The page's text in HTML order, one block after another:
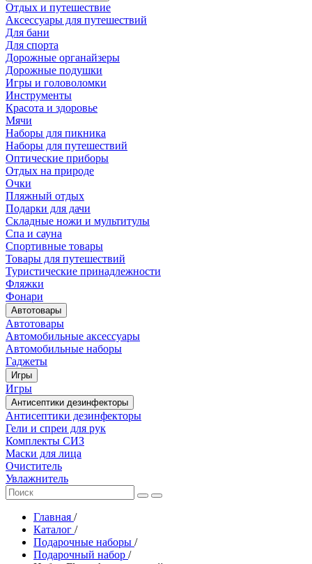
Отдых и путешествие
Аксессуары для путешествий
Для бани
Для спорта
Дорожные органайзеры
Дорожные подушки
Игры и головоломки
Инструменты
Красота и здоровье
Мячи
Наборы для пикника
Наборы для путешествий
Оптические приборы
Отдых на природе
Очки
Пляжный отдых
Подарки для дачи
Складные ножи и мультитулы
Спа и сауна
Спортивные товары
Товары для путешествий
Туристические принадлежности
Фляжки
Фонари
Автотовары
Автотовары
Автомобильные аксессуары
Автомобильные наборы
Гаджеты
Игры
Игры
Антисептики дезинфекторы
Антисептики дезинфекторы
Гели и спреи для рук
Комплекты СИЗ
Маски для лица
Очиститель
Увлажнитель
Главная /
Каталог /
Подарочные наборы /
Подарочный набор /